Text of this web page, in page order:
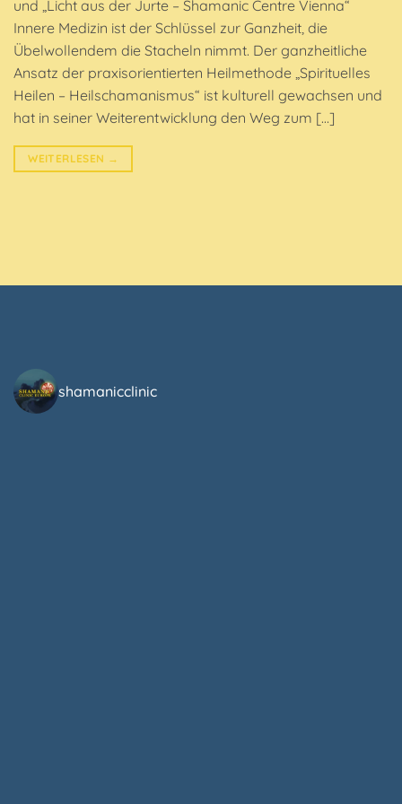
und „Licht aus der Jurte – Shamanic Centre Vienna“
Innere Medizin ist der Schlüssel zur Ganzheit, die
Übelwollendem die Stacheln nimmt. Der ganzheitliche
Ansatz der praxisorientierten Heilmethode „Spirituelles
Heilen – Heilschamanismus“ ist kulturell gewachsen und
hat in seiner Weiterentwicklung den Weg zum […]
WEITERLESEN →
shamanicclinic